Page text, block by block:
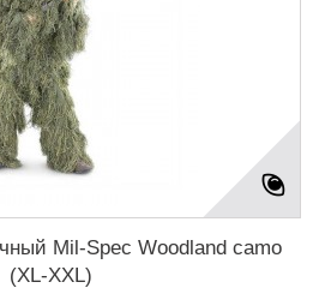
Mil-Spec Woodland camo
(XL-XXL)